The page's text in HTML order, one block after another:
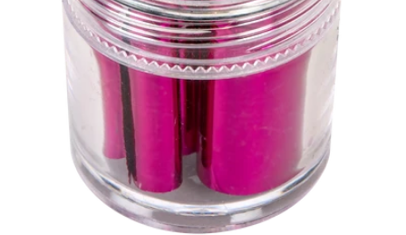
supporto 0 in modalità modale